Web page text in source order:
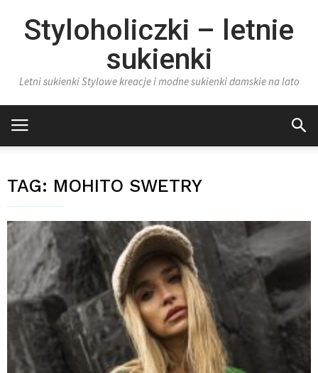
Styloholiczki – letnie
sukienki
Letni sukienki Stylowe kreacje i modne sukienki damskie na lato
TAG: MOHITO SWETRY